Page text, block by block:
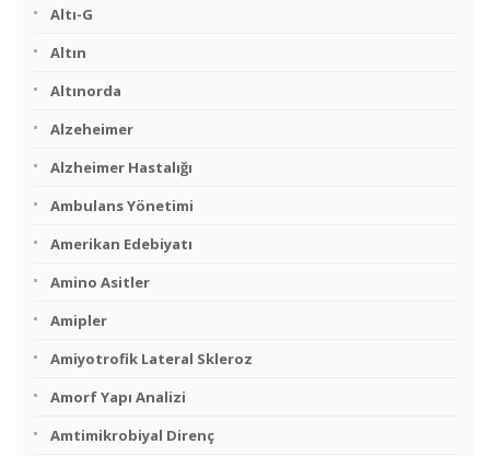
Altı-G
Altın
Altınorda
Alzeheimer
Alzheimer Hastalığı
Ambulans Yönetimi
Amerikan Edebiyatı
Amino Asitler
Amipler
Amiyotrofik Lateral Skleroz
Amorf Yapı Analizi
Amtimikrobiyal Direnç